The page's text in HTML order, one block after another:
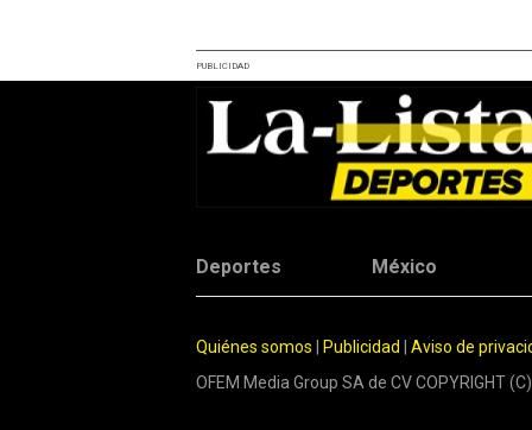
PUBLICIDAD
Deportes México
Quiénes somos | Publicidad | Aviso de
OFEM Media Group SA de CV COPYRIGHT